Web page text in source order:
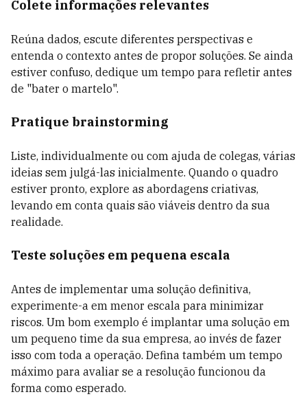
Colete informações relevantes
Reúna dados, escute diferentes perspectivas e
entenda o contexto antes de propor soluções. Se ainda
estiver confuso, dedique um tempo para refletir antes
de "bater o martelo".
Pratique brainstorming
Liste, individualmente ou com ajuda de colegas, várias
ideias sem julgá-las inicialmente. Quando o quadro
estiver pronto, explore as abordagens criativas,
levando em conta quais são viáveis dentro da sua
realidade.
Teste soluções em pequena escala
Antes de implementar uma solução definitiva,
experimente-a em menor escala para minimizar
riscos. Um bom exemplo é implantar uma solução em
um pequeno time da sua empresa, ao invés de fazer
isso com toda a operação. Defina também um tempo
máximo para avaliar se a resolução funcionou da
forma como esperado.